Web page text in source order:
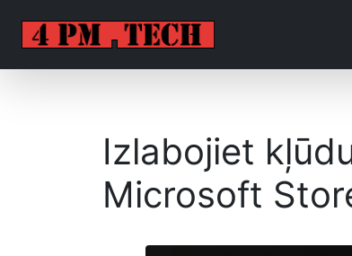
Izlabojiet
Microsoft